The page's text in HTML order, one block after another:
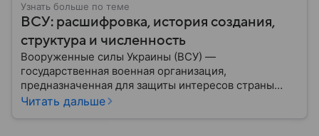
Узнать больше по теме
ВСУ: расшифровка, история создания,
структура и численность
Вооруженные силы Украины (ВСУ) —
государственная военная организация,
предназначенная для защиты интересов страны
военным путем. Была создана после
Читать дальше